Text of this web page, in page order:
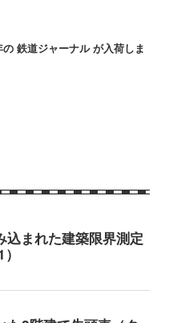
鉄道ジャーナル が入荷しま